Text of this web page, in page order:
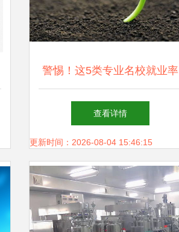
警惕！这5类专业名校就业率
也堪忧，生物科技首当其冲
查看详情
更新时间：2026-08-04 15:46:15